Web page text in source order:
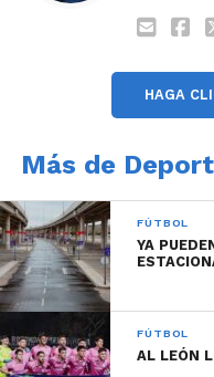
HAGA
Más de
FÚTBOL
YA
FÚTBOL
AL LEÓN